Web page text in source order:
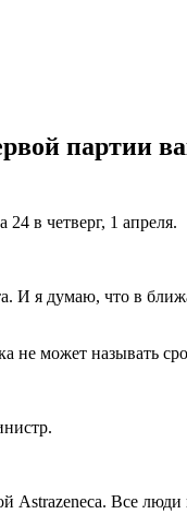
партии
в четверг, 1 апреля.
И я думаю, что в
не может называть
Astrazeneca. Все люди